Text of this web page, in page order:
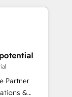
de
le pilotage
🚀
logiciels
Partner
&